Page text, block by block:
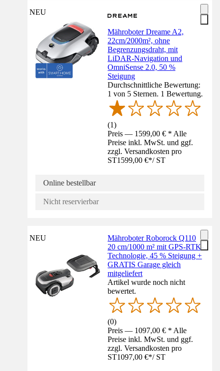
NEU
Mähroboter Dreame A2,
22cm/2000m², ohne
Begrenzungsdraht, mit
LiDAR-Navigation und
OmniSense 2.0, 50 %
Steigung
Durchschnittliche Bewertung:
1 von 5 Sternen. 1 Bewertung.
(1)
Preis — 1599,00 € * Alle
Preise inkl. MwSt. und ggf.
zzgl. Versandkosten pro
ST1599,00 €*/ ST
Online bestellbar
Nicht reservierbar
NEU
Mähroboter Roborock Q110
20 cm/1000 m² mit GPS-RTK-
Technologie, 45 % Steigung +
GRATIS Garage gleich
mitgeliefert
Artikel wurde noch nicht
bewertet.
(0)
Preis — 1097,00 € * Alle
Preise inkl. MwSt. und ggf.
zzgl. Versandkosten pro
ST1097,00 €*/ ST